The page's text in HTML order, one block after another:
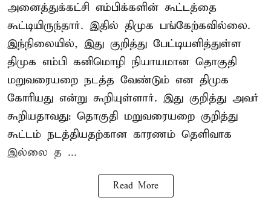
அனைத்துக்கட்சி எம்பிக்களின் கூட்டத்தை
கூட்டியிருந்தார். இதில் திமுக பங்கேற்கவில்லை.
இந்நிலையில், இது குறித்து பேட்டியளித்துள்ள
திமுக எம்பி கனிமொழி நியாயமான தொகுதி
மறுவரையறை நடத்த வேண்டும் என திமுக
கோரியது என்று கூறியுள்ளார். இது குறித்து அவர்
கூறியதாவது: தொகுதி மறுவரையறை குறித்து
கூட்டம் நடத்தியதற்கான காரணம் தெளிவாக
இல்லை த ...
Read More